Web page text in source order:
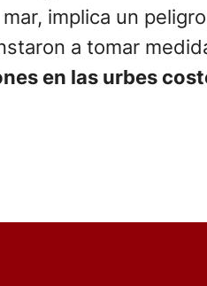
implica un
a tomar
en las urbes